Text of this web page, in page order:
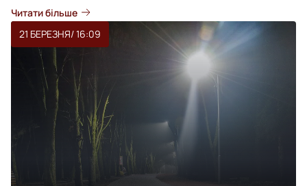
Читати більше
21 БЕРЕЗНЯ/ 16:09